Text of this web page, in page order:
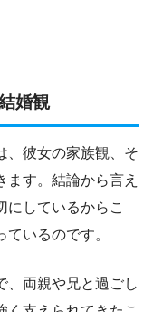
婚観
、彼女の家族観、そ
ます。結論から言え
にしているからこ
いるのです。
、両親や兄と過ごし